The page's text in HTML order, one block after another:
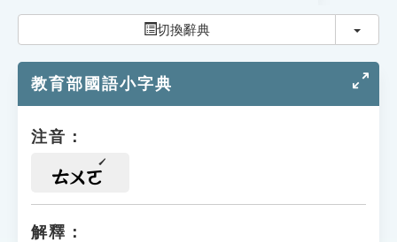
貓頭鷹博士
切換辭典 切換
教育部國語小字典
注音：
ㄊㄨㄛ
解釋：